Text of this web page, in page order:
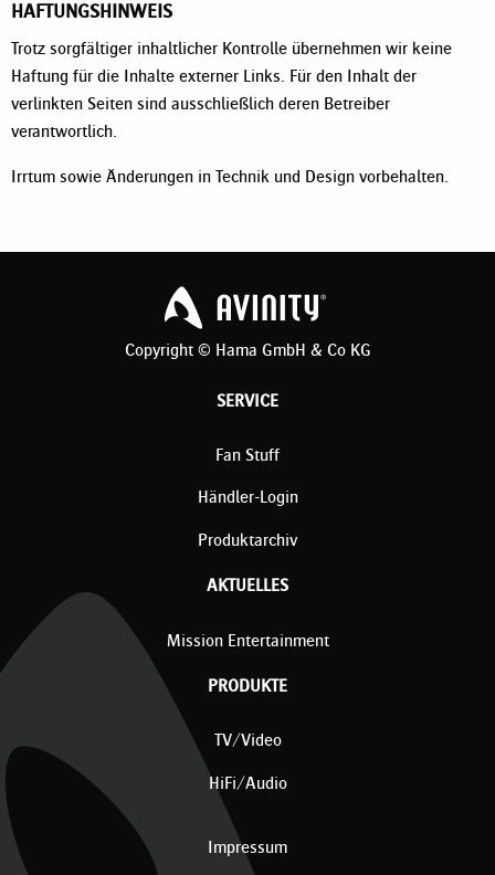
HAFTUNGSHINWEIS
Trotz sorgfältiger inhaltlicher Kontrolle übernehmen wir keine
Haftung für die Inhalte externer Links. Für den Inhalt der
verlinkten Seiten sind ausschließlich deren Betreiber
verantwortlich.
Irrtum sowie Änderungen in Technik und Design vorbehalten.
Copyright © Hama GmbH & Co KG
SERVICE
Fan Stuff
Händler-Login
Produktarchiv
AKTUELLES
Mission Entertainment
PRODUKTE
TV/Video
HiFi/Audio
Impressum